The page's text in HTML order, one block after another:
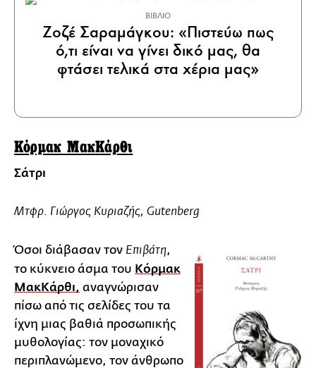
ΒΙΒΛΙΟ
Ζοζέ Σαραμάγκου: «Πιστεύω πως
ό,τι είναι να γίνει δικό μας, θα
φτάσει τελικά στα χέρια μας»
Κόρμακ ΜακΚάρθι
Σάτρι
Mτφρ. Γιώργος Κυριαζής, Gutenberg
Όσοι διάβασαν τον Επιβάτη,
το κύκνειο άσμα του Κόρμακ
ΜακΚάρθι, αναγνώρισαν
πίσω από τις σελίδες του τα
ίχνη μιας βαθιά προσωπικής
μυθολογίας: τον μοναχικό
περιπλανώμενο, τον άνθρωπο